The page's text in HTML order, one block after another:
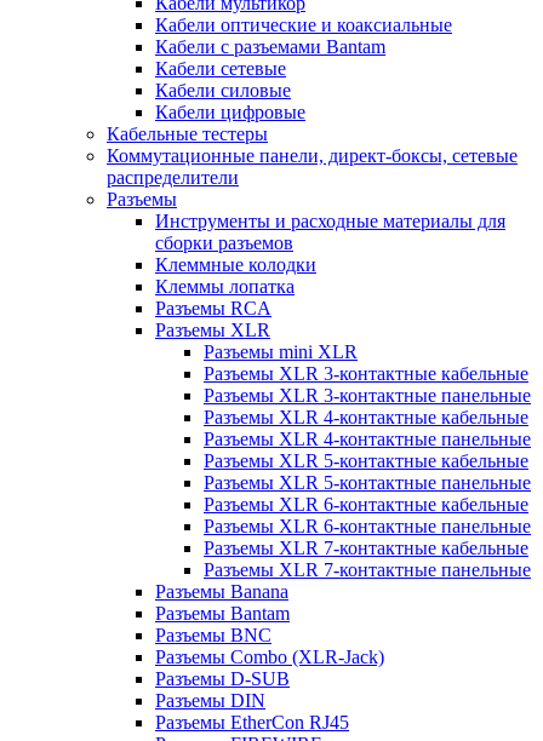
Кабели оптические и коаксиальные
Кабели с разъемами Bantam
Кабели сетевые
Кабели силовые
Кабели цифровые
Кабельные тестеры
Коммутационные панели, директ-боксы, сетевые
распределители
Разъемы
Инструменты и расходные материалы для
сборки разъемов
Клеммные колодки
Клеммы лопатка
Разъемы RCA
Разъемы XLR
Разъемы mini XLR
Разъемы XLR 3-контактные кабельные
Разъемы XLR 3-контактные панельные
Разъемы XLR 4-контактные кабельные
Разъемы XLR 4-контактные панельные
Разъемы XLR 5-контактные кабельные
Разъемы XLR 5-контактные панельные
Разъемы XLR 6-контактные кабельные
Разъемы XLR 6-контактные панельные
Разъемы XLR 7-контактные кабельные
Разъемы XLR 7-контактные панельные
Разъемы Banana
Разъемы Bantam
Разъемы BNC
Разъемы Combo (XLR-Jack)
Разъемы D-SUB
Разъемы DIN
Разъемы EtherCon RJ45